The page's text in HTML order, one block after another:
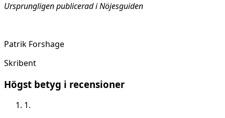
Ursprungligen publicerad i Nöjesguiden
Patrik Forshage
Skribent
Högst betyg i recensioner
1.